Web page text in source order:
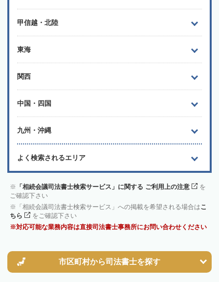
甲信越・北陸
東海
関西
中国・四国
九州・沖縄
よく検索されるエリア
「相続会議司法書士検索サービス」に関する ご利用上の注意
を
ご確認下さい
「相続会議司法書士検索サービス」への掲載を希望される場合はこ
ちら
をご確認下さい
対応可能な業務内容は直接司法書士事務所にお問い合わせください
市区町村から司法書士を探す